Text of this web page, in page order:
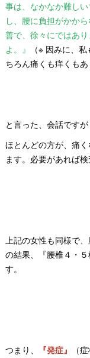
事は、なかなか難し
し、腰に負担がかか
善で、徐々にではあ
よ。』
（※ 因みに、
ちろん痛くも痒くもあ
と言った、会話です
ほとんどの方が、痛
ます。必要があれば
上記の女性も同様で
の結果、『腰椎４・
す。
つまり、 『発症』 （